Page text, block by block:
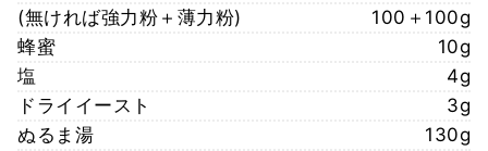
(無ければ強力粉＋薄力粉)
100＋100g
蜂蜜
10g
塩
4g
ドライイースト
3g
ぬるま湯
130g